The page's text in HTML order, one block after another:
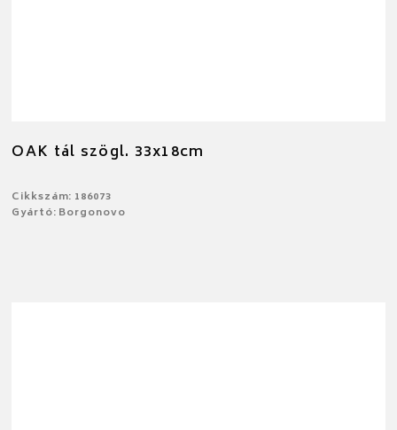
OAK tál szögl. 33x18cm
Cikkszám: 186073
Gyártó: Borgonovo